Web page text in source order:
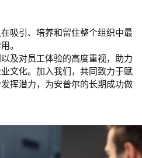
吸引、培养和留住整个组织中最
。
及对员工体验的高度重视，助力
文化。加入我们，共同致力于赋
挥潜力，为安普尔的长期成功做